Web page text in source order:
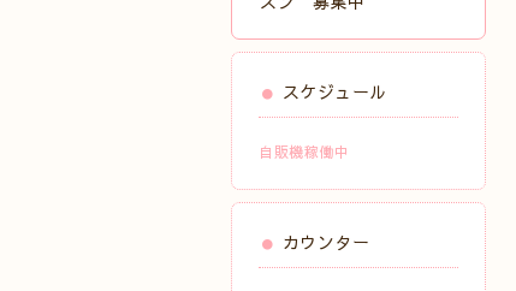
スケジュール
自販機稼働中
カウンター